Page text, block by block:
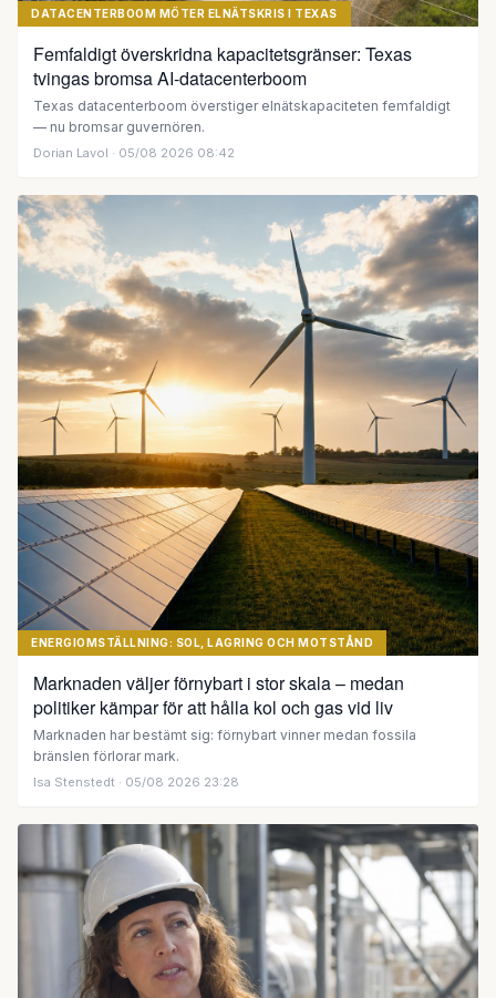
DATACENTERBOOM MÖTER ELNÄTSKRIS I TEXAS
Femfaldigt överskridna kapacitetsgränser: Texas
tvingas bromsa AI-datacenterboom
Texas datacenterboom överstiger elnätskapaciteten femfaldigt
— nu bromsar guvernören.
Dorian Lavol · 05/08 2026 08:42
ENERGIOMSTÄLLNING: SOL, LAGRING OCH MOTSTÅND
Marknaden väljer förnybart i stor skala – medan
politiker kämpar för att hålla kol och gas vid liv
Marknaden har bestämt sig: förnybart vinner medan fossila
bränslen förlorar mark.
Isa Stenstedt · 05/08 2026 23:28